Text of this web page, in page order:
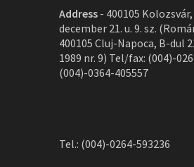
Address - 400105 Kolozsvár,
december 21. u. 9. sz.
400105 Cluj-Napoca, B-dul
1989 nr. 9) Tel/fax: (004)-
(004)-0364-405557
Tel.: (004)-0264-593236